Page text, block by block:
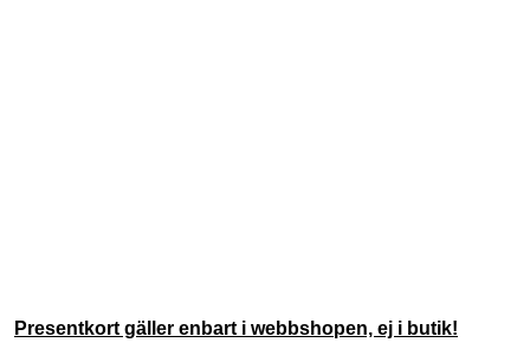
Presentkort gäller enbart i webbshopen, ej i butik!